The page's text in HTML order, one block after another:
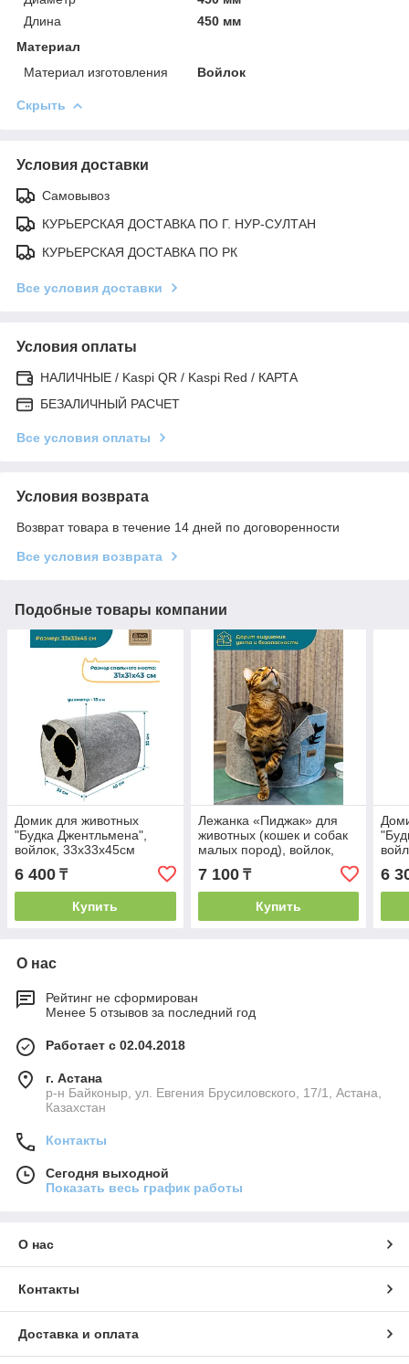
Длина
450 мм
Материал
Материал изготовления
Войлок
Скрыть
Условия доставки
Самовывоз
КУРЬЕРСКАЯ ДОСТАВКА ПО Г. НУР-СУЛТАН
КУРЬЕРСКАЯ ДОСТАВКА ПО РК
Все условия доставки
Условия оплаты
НАЛИЧНЫЕ / Kaspi QR / Kaspi Red / КАРТА
БЕЗАЛИЧНЫЙ РАСЧЕТ
Все условия оплаты
Условия возврата
Возврат товара в течение 14 дней по договоренности
Все условия возврата
Подобные товары компании
Домик для животных
"Будка Джентльмена",
войлок, 33х33х45см
6 400 ₸
Купить
Лежанка «Пиджак» для
животных (кошек и собак
малых пород), войлок,
45х45х29см
7 100₸
Купить
6
О нас
Рейтинг не сформирован
Менее 5 отзывов за последний год
Работает с 02.04.2018
г. Астана
р-н Байконыр, ул. Евгения Брусиловского, 17/1, Астана,
Казахстан
Контакты
Сегодня выходной
Показать весь график работы
О нас
Контакты
Доставка и оплата